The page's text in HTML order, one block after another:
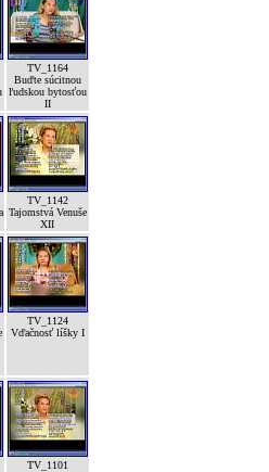
TV_1164
Buďte súcitnou
ľudskou bytosťou
II
TV_1142
Tajomstvá Venuše
XII
TV_1124
Vďačnosť líšky I
TV_1101